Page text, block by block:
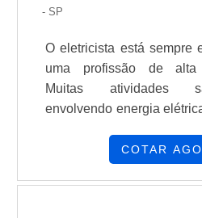
- SP
O eletricista está sempre
uma profissão de alta
Muitas atividades
envolvendo energia
profissionais que
utilização do uniforme
COTAR